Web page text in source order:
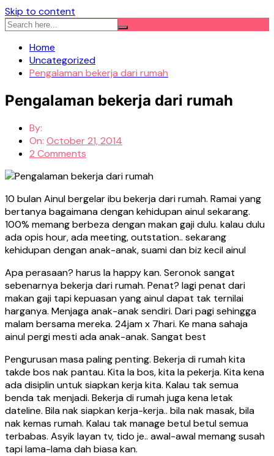
Skip to content
Home
Uncategorized
Pengalaman bekerja dari rumah
Pengalaman bekerja dari rumah
By:
On: October 21, 2014
2 Comments
10 bulan Ainul bergelar ibu bekerja dari rumah. Ramai yang
bertanya bagaimana dengan kehidupan ainul sekarang.
100% memang berbeza dengan makan gaji dulu. kalau dulu
ada opis hour, ada meeting, outstation.. sekarang
kehidupan dengan anak-anak, suami dan biz kecil ainul
Apa perasaan? harus la happy kan. Seronok sangat
sebenarnya bekerja dari rumah. Penat? lagi penat dari
makan gaji tapi kepuasan yang ainul dapat tak ternilai
harganya. Menjaga anak-anak sendiri. Dari pagi sehingga
malam bersama mereka. 24jam x 7hari. Ke mana sahaja
ainul pergi mesti ada anak-anak. Sangat best
Pengurusan masa paling penting. Bekerja di rumah kita
takde bos nak pantau. Kita la bos, kita la pekerja. Kita kena
ada disiplin untuk siapkan kerja kita. Kalau tak semua
benda tak menjadi. Bekerja di rumah juga kena letak
dateline. Bila nak siapkan kerja-kerja.. bila nak masak, bila
nak kemas rumah. Kalau tak manage betul betul semua
terbabas. Asyik layan tv, tido je.. awal-awal memang susah
tapi lama-lama dah biasa kan.